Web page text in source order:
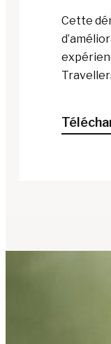
Cette